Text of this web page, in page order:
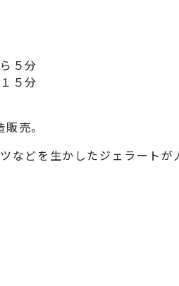
５分
分
売。
などを生かしたジェラートが